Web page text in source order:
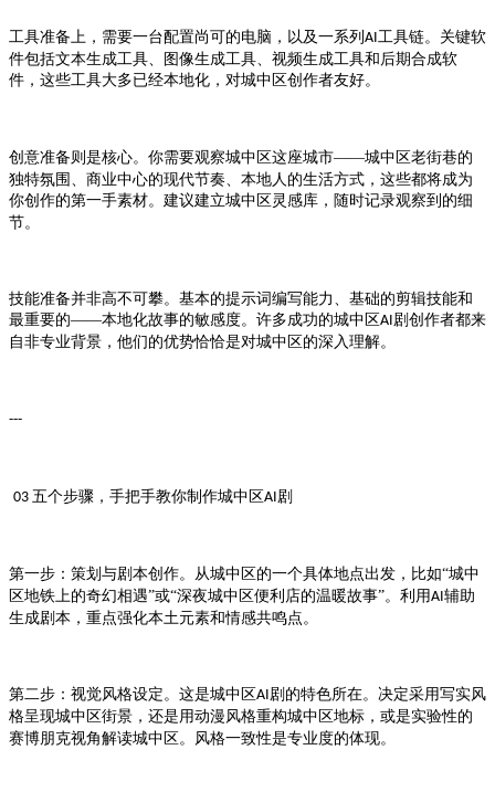
工具准备上，需要一台配置尚可的电脑，以及一系列 AI 工具链。关键软
件包括文本生成工具、图像生成工具、视频生成工具和后期合成软
件，这些工具大多已经本地化，对城中区创作者友好。
创意准备则是核心。你需要观察城中区这座城市——城中区老街巷的
独特氛围、商业中心的现代节奏、本地人的生活方式，这些都将成为
你创作的第一手素材。建议建立城中区 灵感库，随时记录观察到的细
节。
技能准备并非高不可攀。基本的提示词编写能力、基础的剪辑技能和
最重要的——本地化故事的敏感度。许多成功的城中区AI 剧创作者都来
自非专业背景，他们的优势恰恰是对城中区 的深入理解。
---
03 五个步骤，手把手教你制作城中区AI 剧
第一步：策划与剧本创作。从城中区 的一个具体地点出发，比如“城中
区地铁上的奇幻相遇”或“深夜城中区便利店的温暖故事”。利用AI 辅助
生成剧本，重点强化本土元素和情感共鸣点。
第二步：视觉风格设定。这是城中区AI 剧的特色所在。决定采用写实风
格呈现城中区街景，还是用动漫风格重构城中区地标，或是实验性的
赛博朋克视角解读城中区 。风格一致性是专业度的体现。